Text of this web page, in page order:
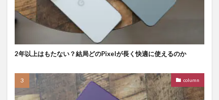
2年以上はもたない？結局どのPixelが長く快適に使えるのか
column